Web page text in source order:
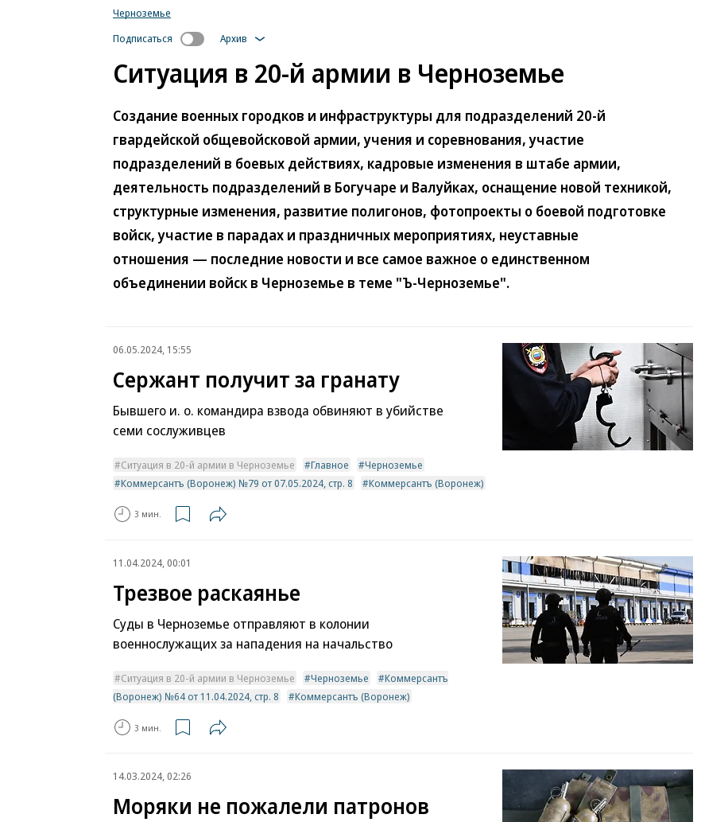
Черноземье
Подписаться
Архив
Ситуация в 20-й армии в Черноземье
Создание военных городков и инфраструктуры для подразделений 20-й
гвардейской общевойсковой армии, учения и соревнования, участие
подразделений в боевых действиях, кадровые изменения в штабе армии,
деятельность подразделений в Богучаре и Валуйках, оснащение новой техникой,
структурные изменения, развитие полигонов, фотопроекты о боевой подготовке
войск, участие в парадах и праздничных мероприятиях, неуставные
отношения — последние новости и все самое важное о единственном
объединении войск в Черноземье в теме "Ъ-Черноземье".
06.05.2024, 15:55
Сержант получит за гранату
Бывшего и. о. командира взвода обвиняют в убийстве
семи сослуживцев
Ситуация в 20-й армии в Черноземье Главное
Черноземье
Коммерсантъ (Воронеж) №79 от 07.05.2024, стр. 8
Коммерсантъ (Воронеж)
3 мин.
11.04.2024, 00:01
Трезвое раскаянье
Суды в Черноземье отправляют в колонии
военнослужащих за нападения на начальство
Ситуация в 20-й армии в Черноземье Черноземье
Коммерсантъ
(Воронеж) №64 от 11.04.2024, стр. 8
Коммерсантъ (Воронеж)
3 мин.
14.03.2024, 02:26
Моряки не пожалели патронов